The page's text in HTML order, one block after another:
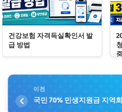
건강보험 자격득실확인서 발
급 방법
이전
국민 70% 민생지원금 지역